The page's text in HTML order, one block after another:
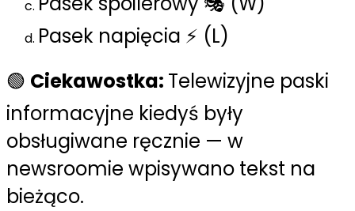
Pasek napięcia ⚡ (L)
🟢 Ciekawostka: Telewizyjne paski
informacyjne kiedyś były
obsługiwane ręcznie — w
newsroomie wpisywano tekst na
bieżąco.